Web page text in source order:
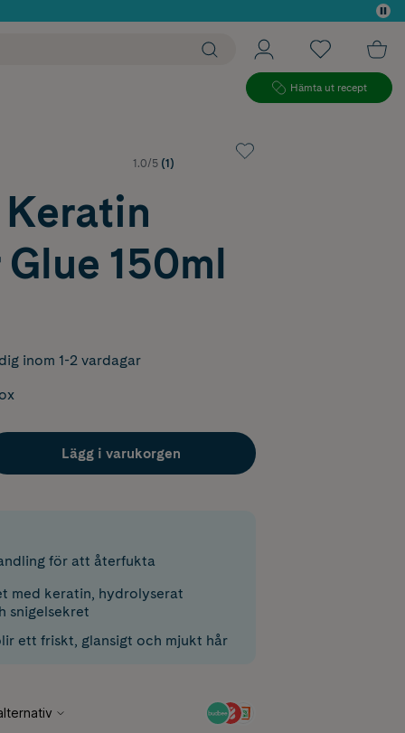
Hämta ut recept
1.0/5 (1)
150ml
inom 1-2 vardagar
Lägg i varukorgen
för att återfukta
med keratin, hydrolyserat
snigelsekret
ett friskt, glansigt och mjukt hår